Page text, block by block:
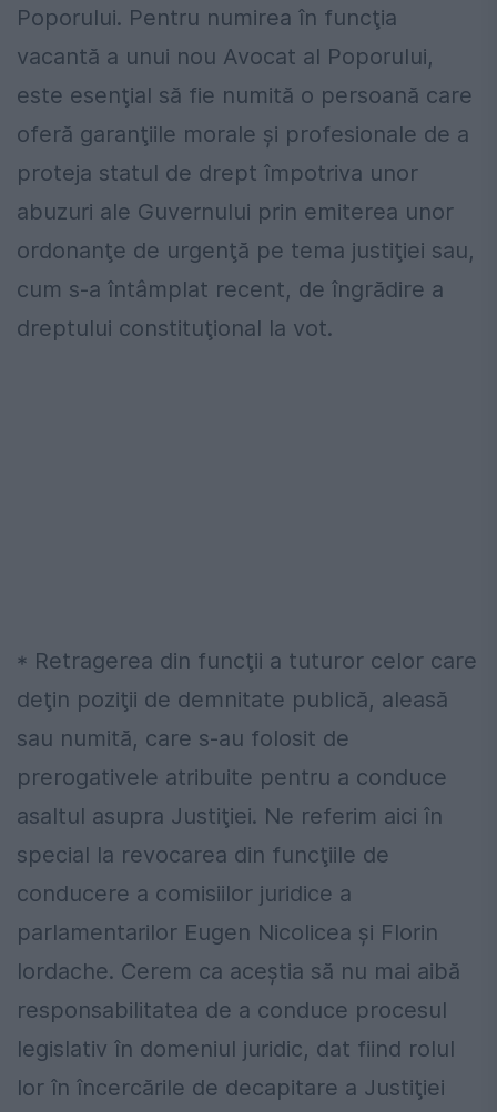
Poporului. Pentru numirea în funcţia
vacantă a unui nou Avocat al Poporului,
este esenţial să fie numită o persoană care
oferă garanţiile morale şi profesionale de a
proteja statul de drept împotriva unor
abuzuri ale Guvernului prin emiterea unor
ordonanţe de urgenţă pe tema justiţiei sau,
cum s-a întâmplat recent, de îngrădire a
dreptului constituţional la vot.
* Retragerea din funcţii a tuturor celor care
deţin poziţii de demnitate publică, aleasă
sau numită, care s-au folosit de
prerogativele atribuite pentru a conduce
asaltul asupra Justiţiei. Ne referim aici în
special la revocarea din funcţiile de
conducere a comisiilor juridice a
parlamentarilor Eugen Nicolicea şi Florin
Iordache. Cerem ca aceştia să nu mai aibă
responsabilitatea de a conduce procesul
legislativ în domeniul juridic, dat fiind rolul
lor în încercările de decapitare a Justiţiei